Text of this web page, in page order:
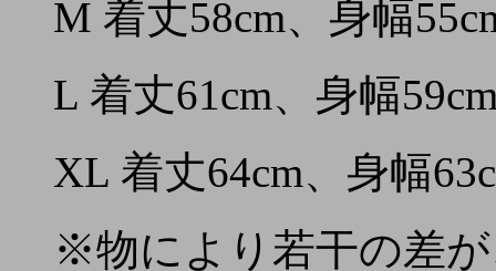
M 着丈58cm、身幅
L 着丈61cm、身幅
XL 着丈64cm、身幅
※物により若干の差